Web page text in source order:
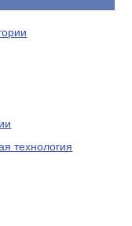
технология